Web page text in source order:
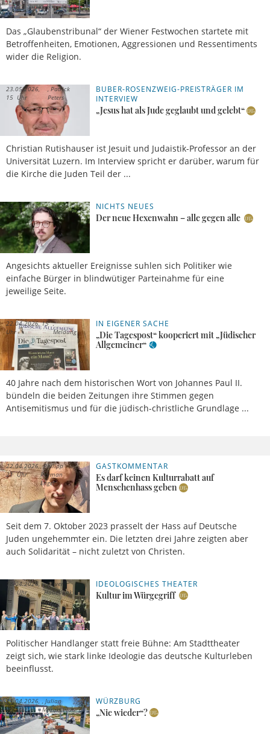
Das „Glaubenstribunal“ der Wiener Festwochen startete mit
Betroffenheiten, Emotionen, Aggressionen und Ressentiments
wider die Religion.
BUBER-ROSENZWEIG-PREISTRÄGER IM
INTERVIEW
„Jesus hat als Jude geglaubt und gelebt“
Christian Rutishauser ist Jesuit und Judaistik-Professor an der
Universität Luzern. Im Interview spricht er darüber, warum für
die Kirche die Juden Teil der ...
23.05.2026,
15 Uhr
Patrick
Peters
NICHTS NEUES
Der neue Hexenwahn – alle gegen alle
Angesichts aktueller Ereignisse suhlen sich Politiker wie
einfache Bürger in blindwütiger Parteinahme für eine
jeweilige Seite.
24.04.2026,
09 Uhr
David
Engels
IN EIGENER SACHE
„Die Tagespost“ kooperiert mit „Jüdischer
Allgemeiner“
40 Jahre nach dem historischen Wort von Johannes Paul II.
bündeln die beiden Zeitungen ihre Stimmen gegen
Antisemitismus und für die jüdisch-christliche Grundlage ...
22.04.2026, 15
Uhr
Meldung
GASTKOMMENTAR
Es darf keinen Kulturrabatt auf
Menschenhass geben
Seit dem 7. Oktober 2023 prasselt der Hass auf Deutsche
Juden ungehemmter ein. Die letzten drei Jahre zeigten aber
auch Solidarität – nicht zuletzt von Christen.
22.04.2026,
21 Uhr
Philipp
Peyman
Engel
IDEOLOGISCHES THEATER
Kultur im Würgegriff
Politischer Handlanger statt freie Bühne: Am Stadttheater
zeigt sich, wie stark linke Ideologie das deutsche Kulturleben
beeinflusst.
18.04.2026,
15 Uhr
Oliver
Habedank
WÜRZBURG
„Nie wieder“?
11.04.2026,
05 Uhr
Julian
Marius Plutz